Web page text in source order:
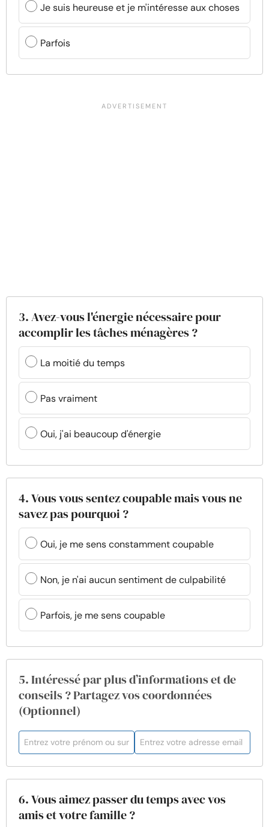
Je suis heureuse et je m'intéresse aux choses
Parfois
3. Avez-vous l'énergie nécessaire pour
accomplir les tâches ménagères ?
La moitié du temps
Pas vraiment
Oui, j'ai beaucoup d'énergie
4. Vous vous sentez coupable mais vous ne
savez pas pourquoi ?
Oui, je me sens constamment coupable
Non, je n'ai aucun sentiment de culpabilité
Parfois, je me sens coupable
5. Intéressé par plus d’informations et de
conseils ? Partagez vos coordonnées
(Optionnel)
6. Vous aimez passer du temps avec vos
amis et votre famille ?